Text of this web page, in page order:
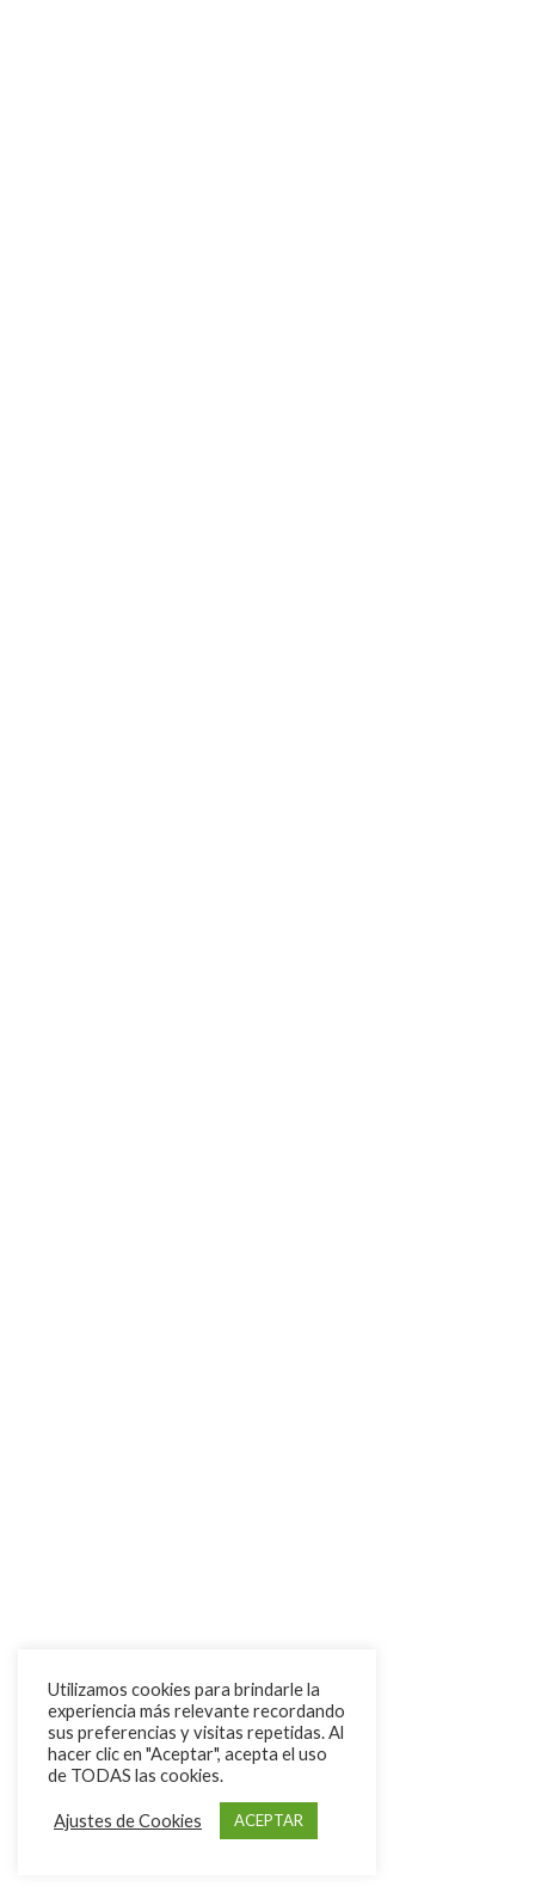
Utilizamos cookies para brindarle la
experiencia más relevante recordando
sus preferencias y visitas repetidas. Al
hacer clic en "Aceptar", acepta el uso
de TODAS las cookies.
Ajustes de Cookies ACEPTAR